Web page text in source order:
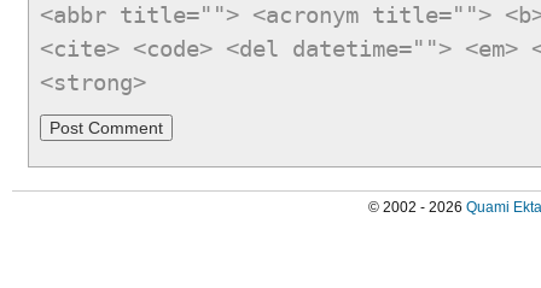
<abbr title=""> <acronym title="">
<cite> <code> <del datetime="">
<strong>
© 2002 - 2026 Quami